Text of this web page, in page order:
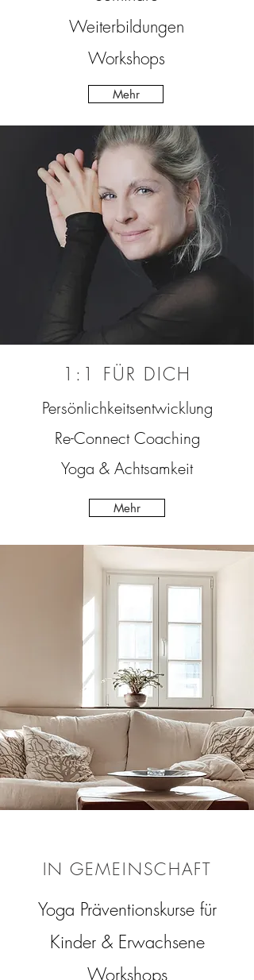
Weiterbildungen
Workshops
Mehr
Persönlichkeitsentwicklung
Re-Connect Coaching
Yoga & Achtsamkeit
Mehr
1:1 FÜR DICH
IN GEMEINSCHAFT
Yoga Präventionskurse für
Kinder & Erwachsene
Workshops